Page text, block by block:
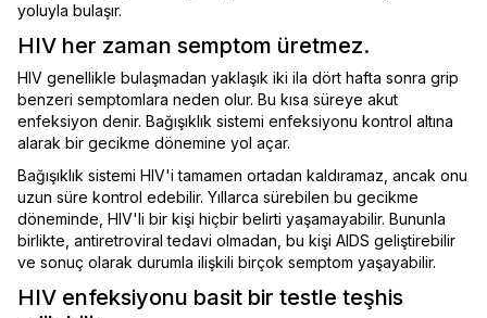
yoluyla bulaşır.
HIV her zaman semptom üretmez.
HIV genellikle bulaşmadan yaklaşık iki ila dört hafta sonra grip
benzeri semptomlara neden olur. Bu kısa süreye akut
enfeksiyon denir. Bağışıklık sistemi enfeksiyonu kontrol altına
alarak bir gecikme dönemine yol açar.
Bağışıklık sistemi HIV'i tamamen ortadan kaldıramaz, ancak onu
uzun süre kontrol edebilir. Yıllarca sürebilen bu gecikme
döneminde, HIV'li bir kişi hiçbir belirti yaşamayabilir. Bununla
birlikte, antiretroviral tedavi olmadan, bu kişi AIDS geliştirebilir
ve sonuç olarak durumla ilişkili birçok semptom yaşayabilir.
HIV enfeksiyonu basit bir testle teşhis